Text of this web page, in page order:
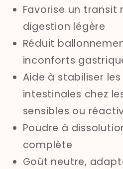
Favorise un transit
digestion légère
Réduit
inconforts
Aide à stabiliser
intestinales chez
sensibles ou
Poudre à
complète
Goût neutre,